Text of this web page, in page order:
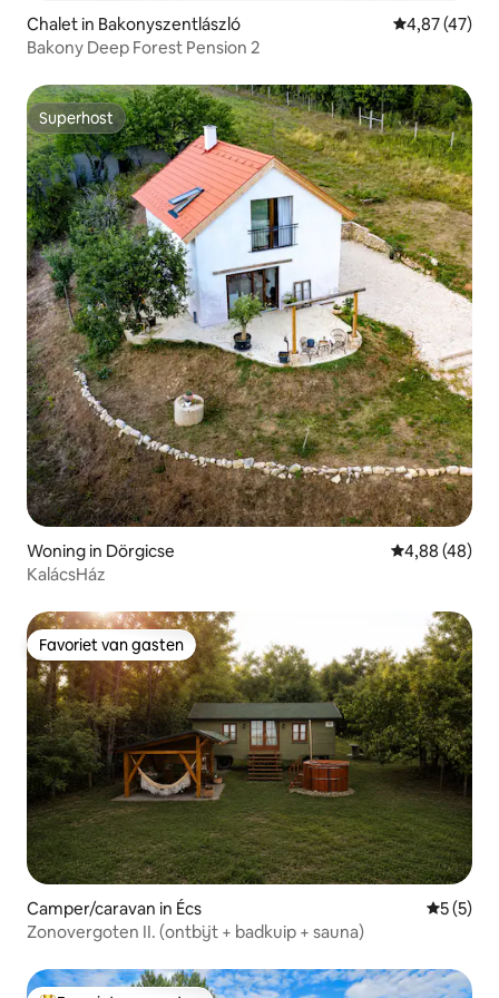
Chalet in Bakonyszentlászló Gemiddelde
4,87 (47)
Bakony Deep Forest Pension 2
Superhost
Superhost
Woning in Dörgicse Gemiddelde
4,88 (48)
KalácsHáz
Favoriet van gasten
Favoriet van gasten
Camper/caravan in Écs
5 (5)
Zonovergoten II. (ontbijt + badkuip + sauna)